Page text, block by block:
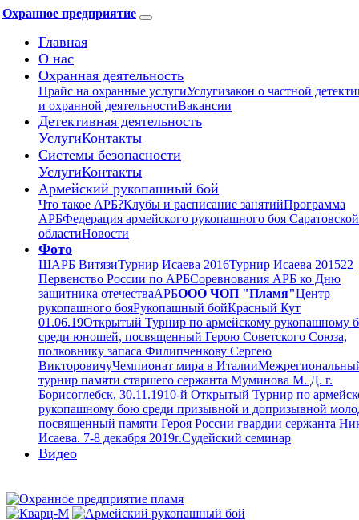
Охранное предприятие
Главная
О нас
Охранная деятельность
Прайс на охранные услугиУслугизакон о частной
и охранной деятельностиВакансии
Детективная деятельность
УслугиКонтакты
Системы безопасности
УслугиКонтакты
Армейский рукопашный бой
Что такое АРБ?Клубы и расписание занятийПрограмма
АРБФедерация армейского рукопашного боя Саратовской
областиНовости
Фото
ШАРБ ВитязиТурнир Исаева 2016Турнир Исаева 201522
Первенство России по АРБСоревнования АРБ ко Дню
защитника отечестваАРБООО ЧОП "Пламя"Центр
рукопашного бояРукопашный бойКрасный Кут
01.06.19Открытый Турнир по армейскому рукопашному
среди юношей, посвященный Герою Советского Союза,
полковнику запаса Филипченкову Сергею
ВикторовичуЧемпионат мира в Италии
турнир памяти старшего сержанта Муминова М. Д. г.
Борисоглебск, 30.11.1910-й Открытый Турнир по
рукопашному бою среди призывной и допризывной
посвященный памяти Героя России гвардии сержанта
Исаева. 7-8 декабря 2019г.Судейский семинар
Видео